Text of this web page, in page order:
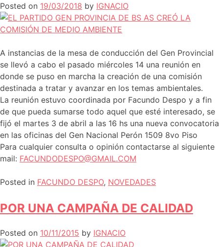
Posted on 19/03/2018 by IGNACIO
A instancias de la mesa de conducción del Gen Provincial
se llevó a cabo el pasado miércoles 14 una reunión en
donde se puso en marcha la creación de una comisión
destinada a tratar y avanzar en los temas ambientales.
La reunión estuvo coordinada por Facundo Despo y a fin
de que pueda sumarse todo aquel que esté interesado, se
fijó el martes 3 de abril a las 16 hs una nueva convocatoria
en las oficinas del Gen Nacional Perón 1509 8vo Piso
Para cualquier consulta o opinión contactarse al siguiente
mail: FACUNDODESPO@GMAIL.COM
Posted in FACUNDO DESPO, NOVEDADES
POR UNA CAMPAÑA DE CALIDAD
Posted on 10/11/2015 by IGNACIO